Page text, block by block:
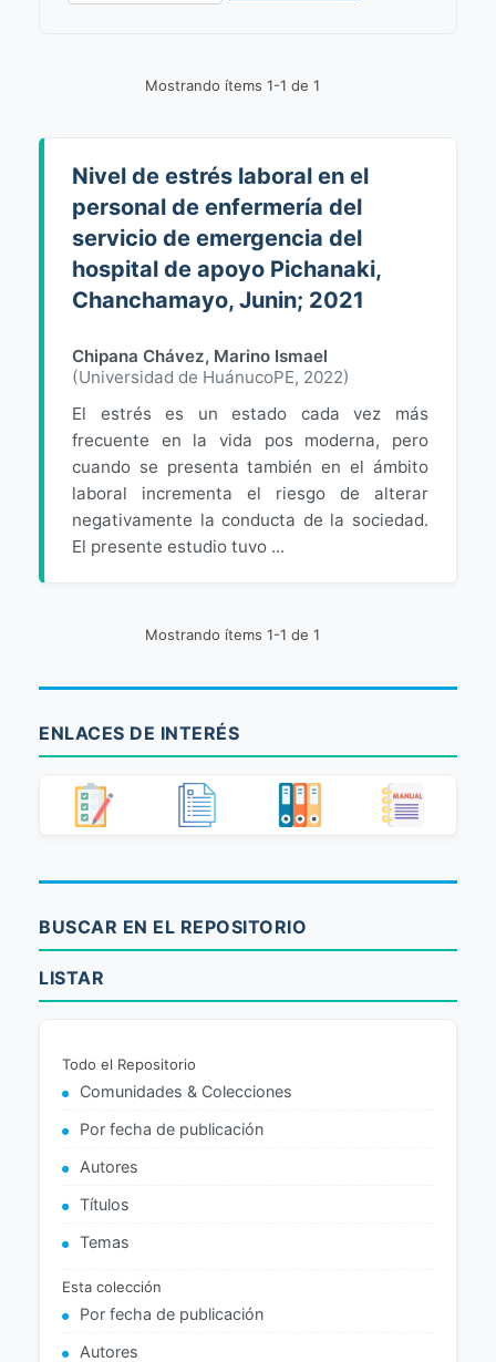
Mostrando ítems 1-1 de 1
Nivel de estrés laboral en el
personal de enfermería del
servicio de emergencia del
hospital de apoyo Pichanaki,
Chanchamayo, Junin; 2021
Chipana Chávez, Marino Ismael
(Universidad de HuánucoPE, 2022)
El estrés es un estado cada vez más
frecuente en la vida pos moderna, pero
cuando se presenta también en el ámbito
laboral incrementa el riesgo de alterar
negativamente la conducta de la sociedad.
El presente estudio tuvo ...
Mostrando ítems 1-1 de 1
ENLACES DE INTERÉS
BUSCAR EN EL REPOSITORIO
LISTAR
Todo el Repositorio
Comunidades & Colecciones
Por fecha de publicación
Autores
Títulos
Temas
Esta colección
Por fecha de publicación
Autores